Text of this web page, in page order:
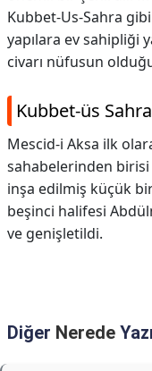
Kubbet-Us-Sahra
yapılara ev sahipliği
civarı nüfusun
Kubbet-üs
Mescid-i Aksa ilk
sahabelerinden
inşa edilmiş küçük
beşinci halifesi
ve genişletildi.
Diğer Nerede